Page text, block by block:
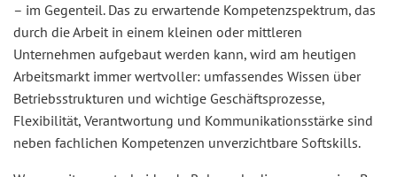
– im Gegenteil. Das zu erwartende Kompetenzspektrum, das
durch die Arbeit in einem kleinen oder mittleren
Unternehmen aufgebaut werden kann, wird am heutigen
Arbeitsmarkt immer wertvoller: umfassendes Wissen über
Betriebsstrukturen und wichtige Geschäftsprozesse,
Flexibilität, Verantwortung und Kommunikationsstärke sind
neben fachlichen Kompetenzen unverzichtbare Softskills.